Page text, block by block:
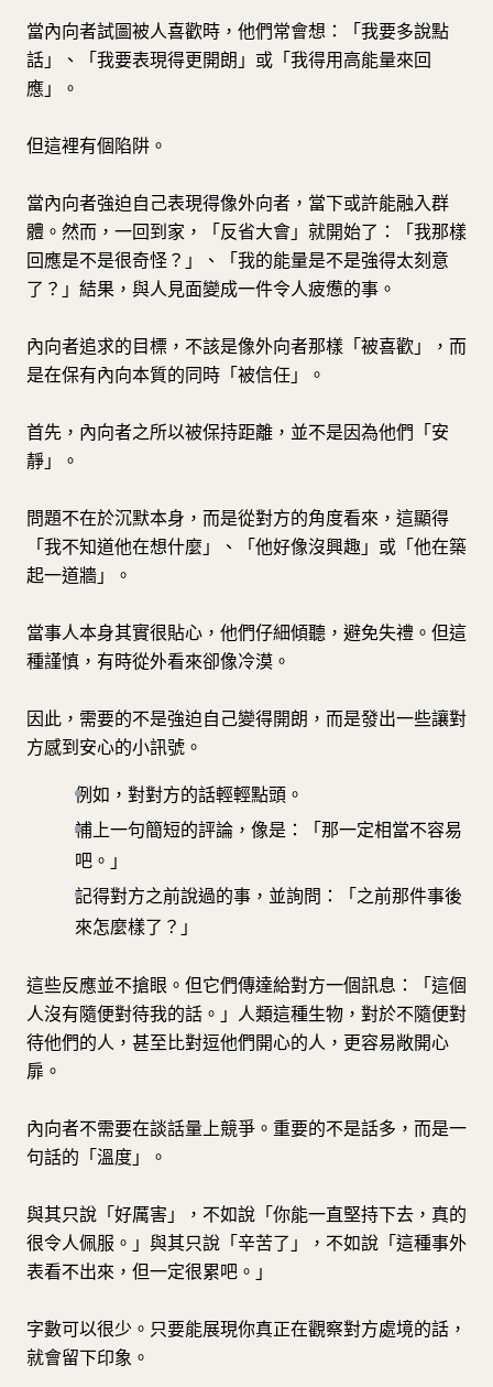
當內向者試圖被人喜歡時，他們常會想：「我要多說點
話」、「我要表現得更開朗」或「我得用高能量來回
應」。
但這裡有個陷阱。
當內向者強迫自己表現得像外向者，當下或許能融入群
體。然而，一回到家，「反省大會」就開始了：「我那樣
回應是不是很奇怪？」、「我的能量是不是強得太刻意
了？」結果，與人見面變成一件令人疲憊的事。
內向者追求的目標，不該是像外向者那樣「被喜歡」，而
是在保有內向本質的同時「被信任」。
首先，內向者之所以被保持距離，並不是因為他們「安
靜」。
問題不在於沉默本身，而是從對方的角度看來，這顯得
「我不知道他在想什麼」、「他好像沒興趣」或「他在築
起一道牆」。
當事人本身其實很貼心，他們仔細傾聽，避免失禮。但這
種謹慎，有時從外看來卻像冷漠。
因此，需要的不是強迫自己變得開朗，而是發出一些讓對
方感到安心的小訊號。
例如，對對方的話輕輕點頭。
補上一句簡短的評論，像是：「那一定相當不容易
吧。」
記得對方之前說過的事，並詢問：「之前那件事後
來怎麼樣了？」
這些反應並不搶眼。但它們傳達給對方一個訊息：「這個
人沒有隨便對待我的話。」人類這種生物，對於不隨便對
待他們的人，甚至比對逗他們開心的人，更容易敞開心
扉。
內向者不需要在談話量上競爭。重要的不是話多，而是一
句話的「溫度」。
與其只說「好厲害」，不如說「你能一直堅持下去，真的
很令人佩服。」與其只說「辛苦了」，不如說「這種事外
表看不出來，但一定很累吧。」
字數可以很少。只要能展現你真正在觀察對方處境的話，
就會留下印象。